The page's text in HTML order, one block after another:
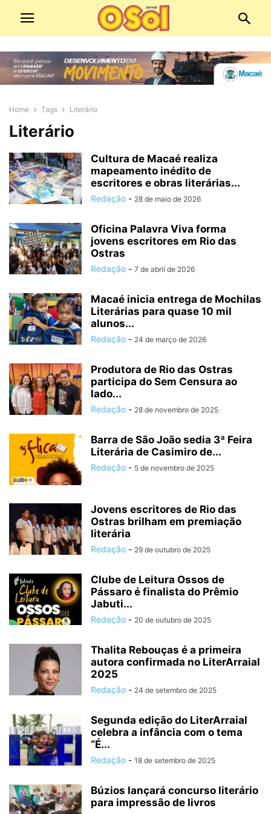
Home Tags Literário
Literário
Cultura de Macaé realiza
mapeamento inédito de
escritores e obras literárias...
Redação - 28 de maio de 2026
Oficina Palavra Viva forma
jovens escritores em Rio das
Ostras
Redação - 7 de abril de 2026
Macaé inicia entrega de Mochilas
Literárias para quase 10 mil
alunos...
Redação - 24 de março de 2026
Produtora de Rio das Ostras
participa do Sem Censura ao
lado...
Redação - 28 de novembro de 2025
Barra de São João sedia 3ª Feira
Literária de Casimiro de...
Redação - 5 de novembro de 2025
Jovens escritores de Rio das
Ostras brilham em premiação
literária
Redação - 29 de outubro de 2025
Clube de Leitura Ossos de
Pássaro é finalista do Prêmio
Jabuti...
Redação - 20 de outubro de 2025
Thalita Rebouças é a primeira
autora confirmada no LiterArraial
2025
Redação - 24 de setembro de 2025
Segunda edição do LiterArraial
celebra a infância com o tema
“É...
Redação - 18 de setembro de 2025
Búzios lançará concurso literário
para impressão de livros